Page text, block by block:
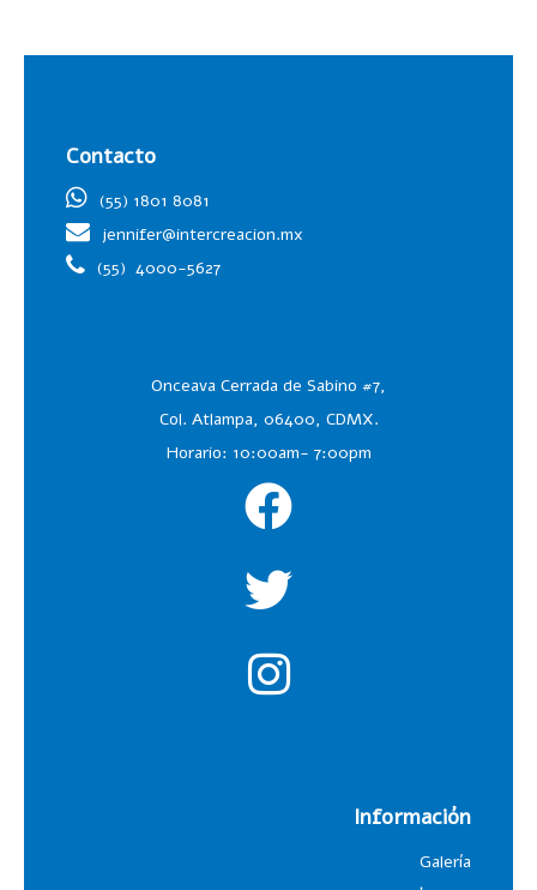
Contacto
(55) 1801 8081
jennifer@intercreacion.mx
(55) 4000-5627
Onceava Cerrada de Sabino #7,
Col. Atlampa, 06400, CDMX.
Horario: 10:00am- 7:00pm
Información
Galería